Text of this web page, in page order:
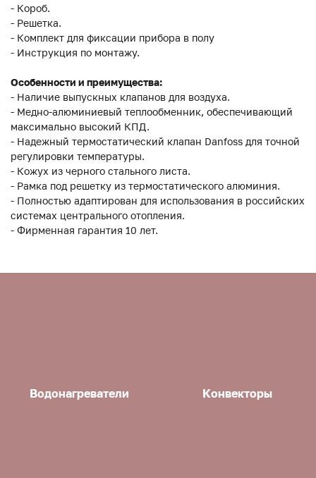
- Короб.
- Решетка.
- Комплект для фиксации прибора в полу
- Инструкция по монтажу.
Особенности и преимущества:
- Наличие выпускных клапанов для воздуха.
- Медно-алюминиевый теплообменник, обеспечивающий
максимально высокий КПД.
- Надежный термостатический клапан Danfoss для точной
регулировки температуры.
- Кожух из черного стального листа.
- Рамка под решетку из термостатического алюминия.
- Полностью адаптирован для использования в российских
системах центрального отопления.
- Фирменная гарантия 10 лет.
Водонагреватели Конвекторы